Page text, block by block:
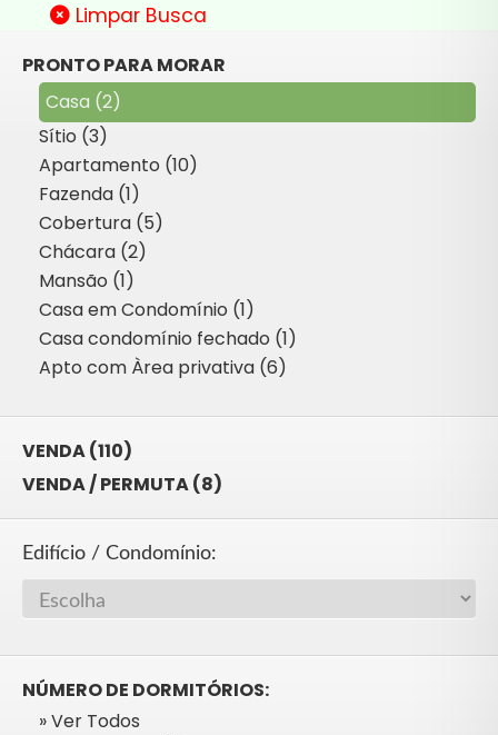
Limpar Busca
PRONTO PARA MORAR
Casa (2)
Sítio (3)
Apartamento (10)
Fazenda (1)
Cobertura (5)
Chácara (2)
Mansão (1)
Casa em Condomínio (1)
Casa condomínio fechado (1)
Apto com Àrea privativa (6)
VENDA (110)
VENDA / PERMUTA (8)
Edifício / Condomínio:
NÚMERO DE DORMITÓRIOS:
» Ver Todos